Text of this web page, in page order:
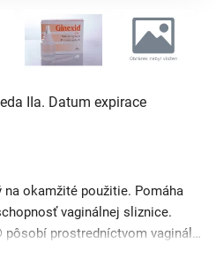
IIa. Datum expirace
na okamžité použitie. Pomáha
vaginálnej sliznice.
Vaginálny výplach GINEXID® pôsobí prostredníctvom vaginálnej irigácie. Vďaka svojmu jemnému čistiacemu ...